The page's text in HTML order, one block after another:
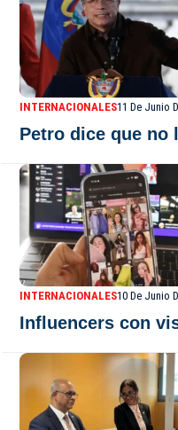
INTERNACIONALES11 De Junio
Petro dice que no
INTERNACIONALES10 De Junio
Influencers con